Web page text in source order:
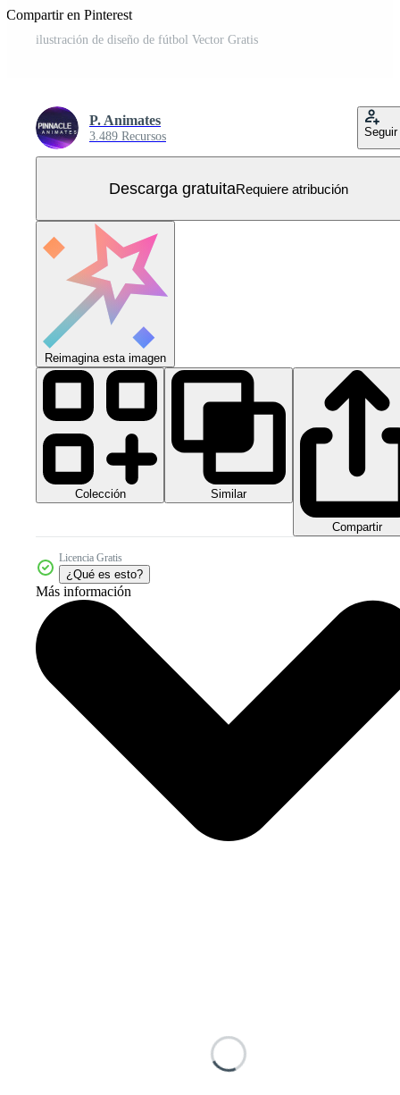
Compartir en Pinterest
ilustración de diseño de fútbol Vector Gratis
P. Animates
3.489 Recursos Seguir
Descarga gratuitaRequiere atribución
Reimagina esta imagen
Colección Similar
Compartir
Licencia Gratis
¿Qué es esto?
Más información